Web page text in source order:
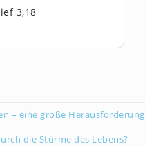
3,18
– eine große Herausforderung
die Stürme des Lebens?